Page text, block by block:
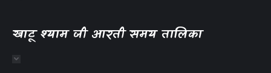
खाटू श्याम जी आरती समय तालिका